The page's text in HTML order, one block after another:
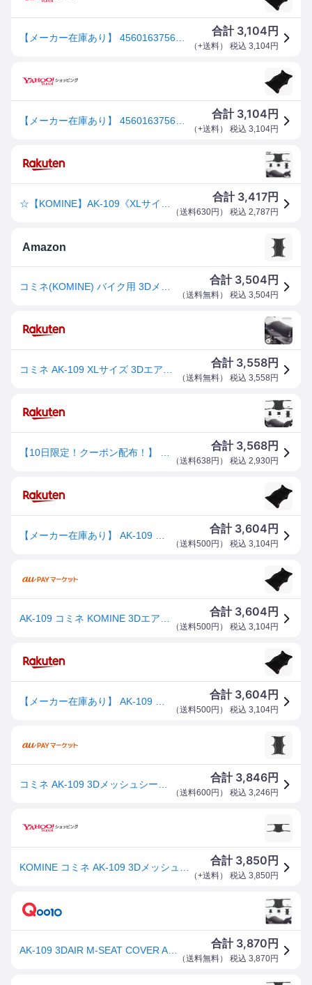
合計 3,104 円
（+送料） 税込 3,104円
合計 3,104 円
（+送料） 税込 3,104円
合計 3,417円
（送料630円 ） 税込 2,787 円
Amazon
合計 3,504 円
（送料無料） 税込 3,504円
合計 3,558円
（送料無料） 税込 3,558 円
合計 3,568円
（送料638円 ） 税込 2,930円
合計 3,604 円
（送料500円 ） 税込 3,104円
合計 3,604 円
（送料500円 ） 税込 3,104円
合計 3,604 円
（送料500円 ） 税込 3,104円
合計 3,846円
（送料600円 ） 税込 3,246 円
合計 3,850 円
（+送料） 税込 3,850円
合計 3,870 円
（送料無料） 税込 3,870円